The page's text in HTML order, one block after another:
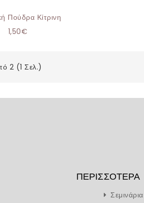
Πούδρα Κίτρινη
1,50€
2 (1 Σελ.)
ΠΕΡΙΣΣΌΤΕΡΑ
Σεμινάρια